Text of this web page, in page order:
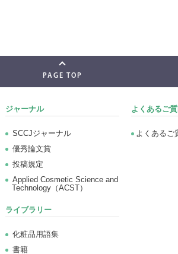
PAGE TOP
ジャーナル
SCCJジャーナル
優秀論文賞
投稿規定
Applied Cosmetic Science and
Technology（ACST）
ライブラリー
化粧品用語集
書籍
よくあるご
よくあるご